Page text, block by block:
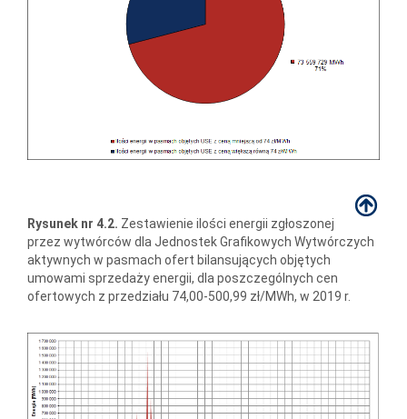
Rysunek nr 4.2. Zestawienie ilości energii zgłoszonej
przez wytwórców dla Jednostek Grafikowych Wytwórczych
aktywnych w pasmach ofert bilansujących objętych
umowami sprzedaży energii, dla poszczególnych cen
ofertowych z przedziału 74,00-500,99 zł/MWh, w 2019 r.